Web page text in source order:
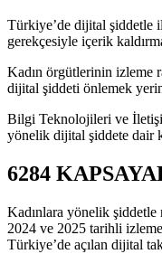
Türkiye’de dijital şiddetle
gerekçesiyle içerik
Kadın örgütlerinin izleme
dijital şiddeti önlemek
Bilgi Teknolojileri ve
yönelik dijital şiddete dair
6284
Kadınlara yönelik şiddetle
2024 ve 2025 tarihli
Türkiye’de açılan dijital